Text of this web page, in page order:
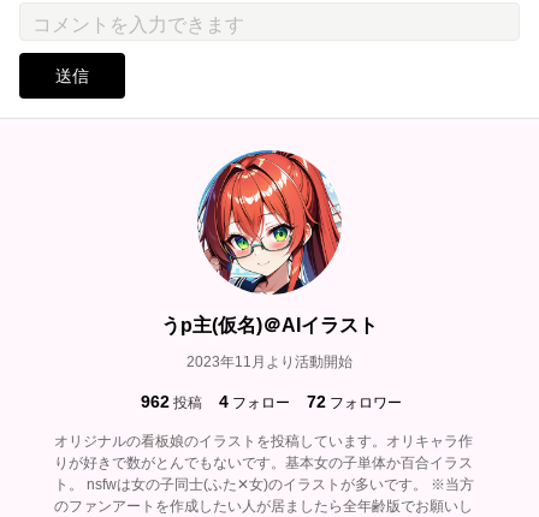
送信
うp主(仮名)＠AIイラスト
2023年11月より活動開始
962 投稿 4 フォロー 72 フォロワー
オリジナルの看板娘のイラストを投稿しています。オリキャラ作
りが好きで数がとんでもないです。基本女の子単体か百合イラス
ト。 nsfwは女の子同士(ふた✕女)のイラストが多いです。 ※当方
のファンアートを作成したい人が居ましたら全年齢版でお願いし